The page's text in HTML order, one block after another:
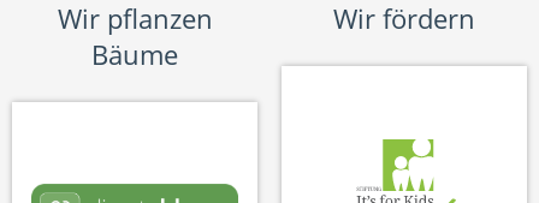
Wir pflanzen
Bäume
Wir fördern